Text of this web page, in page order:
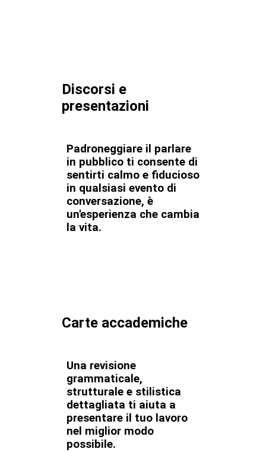
Discorsi e
presentazioni
Padroneggiare il parlare
in pubblico ti consente di
sentirti calmo e fiducioso
in qualsiasi evento di
conversazione, è
un'esperienza che cambia
la vita.
Carte accademiche
Una revisione
grammaticale,
strutturale e stilistica
dettagliata ti aiuta a
presentare il tuo lavoro
nel miglior modo
possibile.